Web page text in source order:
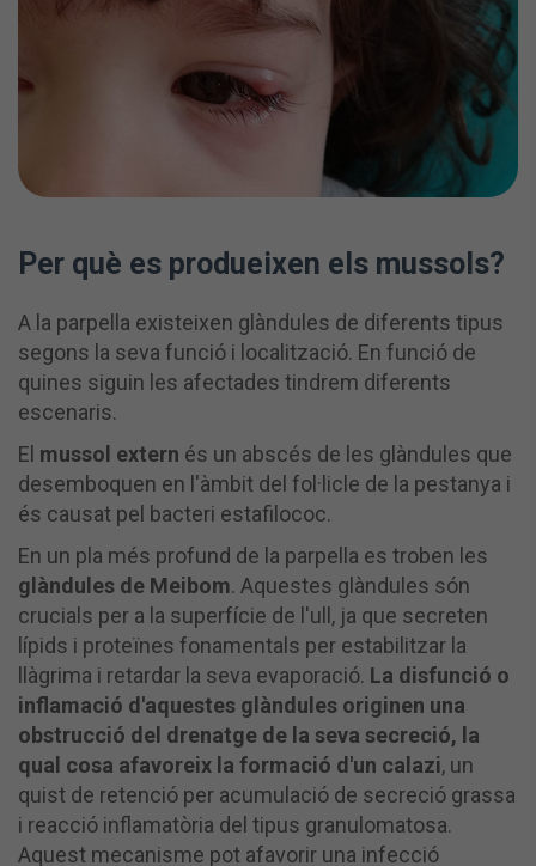
Per què es produeixen els mussols?
A la parpella existeixen glàndules de diferents tipus
segons la seva funció i localització. En funció de
quines siguin les afectades tindrem diferents
escenaris.
El mussol extern és un abscés de les glàndules que
desemboquen en l'àmbit del fol·licle de la pestanya i
és causat pel bacteri estafilococ.
En un pla més profund de la parpella es troben les
glàndules de Meibom. Aquestes glàndules són
crucials per a la superfície de l'ull, ja que secreten
lípids i proteïnes fonamentals per estabilitzar la
llàgrima i retardar la seva evaporació. La disfunció o
inflamació d'aquestes glàndules originen una
obstrucció del drenatge de la seva secreció, la
qual cosa afavoreix la formació d'un calazi, un
quist de retenció per acumulació de secreció grassa
i reacció inflamatòria del tipus granulomatosa.
Aquest mecanisme pot afavorir una infecció